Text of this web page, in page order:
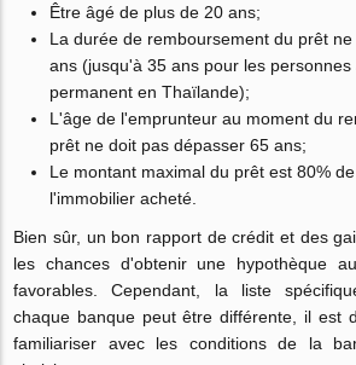
Être âgé de plus de 20 ans;
La durée de remboursement du prêt
ans (jusqu'à 35 ans pour les
permanent en Thaïlande);
L'âge de l'emprunteur au moment du
prêt ne doit pas dépasser 65 ans;
Le montant maximal du prêt est 80%
l'immobilier acheté.
Bien sûr, un bon rapport de crédit et des
les chances d'obtenir une hypothèque
favorables. Cependant, la liste
chaque banque peut être différente, il est
familiariser avec les conditions de la